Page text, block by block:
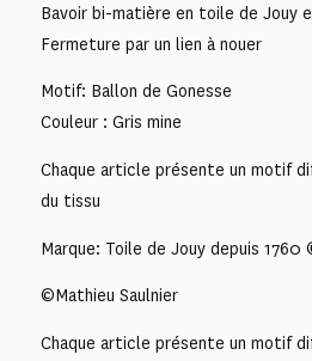
Bavoir bi-matière en toile de Jouy
Fermeture par un lien à nouer
Motif: Ballon de Gonesse
Couleur : Gris mine
Chaque article présente un motif
du tissu
Marque: Toile de Jouy depuis 1760
©Mathieu Saulnier
Chaque article présente un motif